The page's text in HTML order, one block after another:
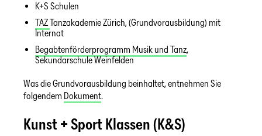
K+S Schulen
TAZTanzakademie Zürich, (Grundvorausbildung) mit
Internat
Begabtenförderprogramm Musik und Tanz,
Sekundarschule Weinfelden
Was die Grundvorausbildung beinhaltet, entnehmen Sie
folgendem Dokument.
Kunst + Sport Klassen (K&S)